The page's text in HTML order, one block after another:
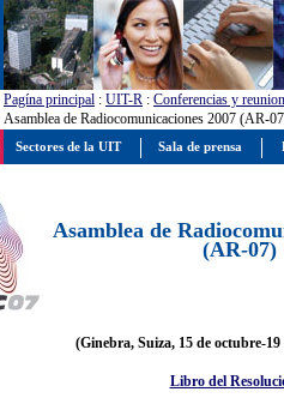
Pagína principal : UIT-R : Conferencias y
Asamblea de Radiocomunicaciones 2007 (AR-
Asamblea de
(AR-07)
(Ginebra, Suiza, 15 de octubre-19
Libro del
Sectores de la UIT Sala de prensa